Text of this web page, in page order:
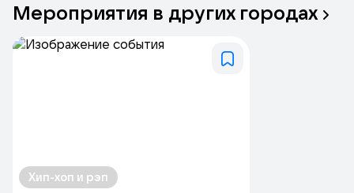
Мероприятия в других городах
Хип-хоп и рэп